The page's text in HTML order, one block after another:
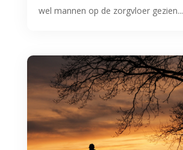
wel mannen op de zorgvloer gezien...